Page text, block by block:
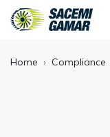
Home Compliance